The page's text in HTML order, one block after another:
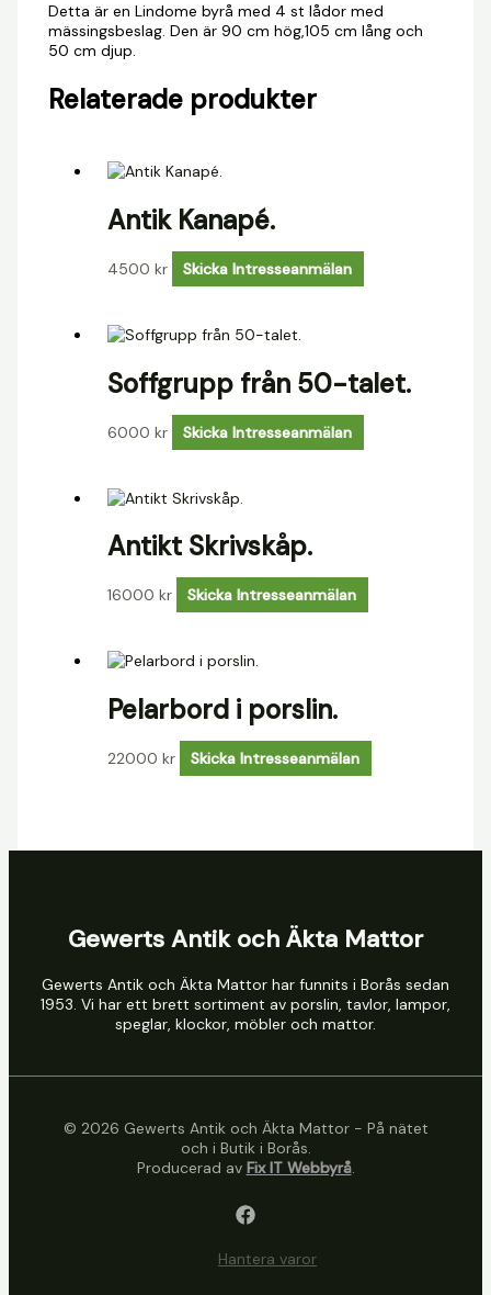
Detta är en Lindome byrå med 4 st lådor med
mässingsbeslag. Den är 90 cm hög,105 cm lång och
50 cm djup.
Relaterade produkter
Antik Kanapé.
4500 kr Skicka Intresseanmälan
Soffgrupp från 50-talet.
6000 kr Skicka Intresseanmälan
Antikt Skrivskåp.
16000 kr Skicka Intresseanmälan
Pelarbord i porslin.
22000 kr Skicka Intresseanmälan
Gewerts Antik och Äkta Mattor
Gewerts Antik och Äkta Mattor har funnits i Borås sedan
1953. Vi har ett brett sortiment av porslin, tavlor, lampor,
speglar, klockor, möbler och mattor.
© 2026 Gewerts Antik och Äkta Mattor - På nätet
och i Butik i Borås.
Producerad av Fix IT Webbyrå.
Hantera varor